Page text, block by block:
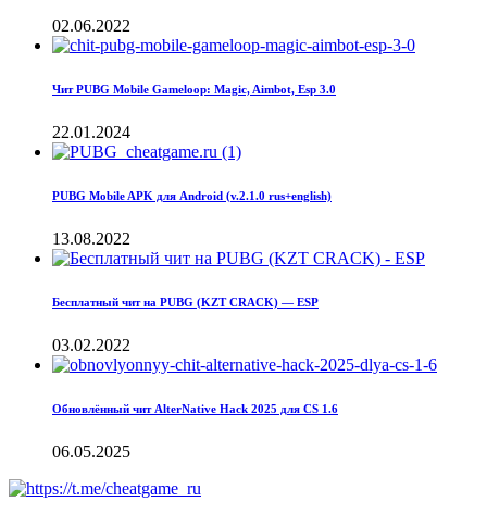
02.06.2022
Чит PUBG Mobile Gameloop: Magic, Aimbot, Esp 3.0
22.01.2024
PUBG Mobile APK для Android (v.2.1.0 rus+english)
13.08.2022
Бесплатный чит на PUBG (KZT CRACK) — ESP
03.02.2022
Обновлённый чит AlterNative Hack 2025 для CS 1.6
06.05.2025